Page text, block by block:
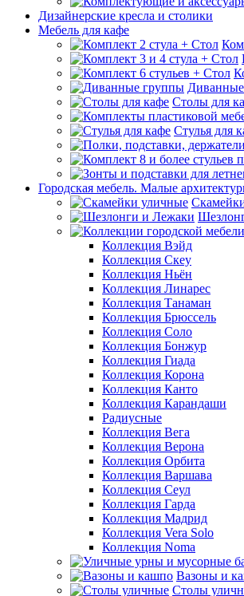
Дизайнерские кресла и столики
Мебель для кафе
Столы для
Стулья для
Городская мебель. Малые
Коллекция Вэйд
Коллекция Скеу
Коллекция Ньён
Коллекция Линарес
Коллекция Танаман
Коллекция Брюссель
Коллекция Соло
Коллекция Бонжур
Коллекция Гиада
Коллекция Корона
Коллекция Канто
Коллекция Карандаши
Радиусные
Коллекция Вега
Коллекция Верона
Коллекция Орбита
Коллекция Варшава
Коллекция Сеул
Коллекция Гарда
Коллекция Мадрид
Коллекция Vera Solo
Коллекция Noma
Вазоны и
Столы